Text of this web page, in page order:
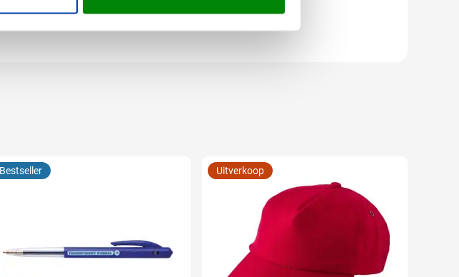
Bestseller Uitverkoop